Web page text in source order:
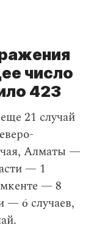
число
423
еще 21 случай
Алматы —
— 1
— 8
— 6 случаев,